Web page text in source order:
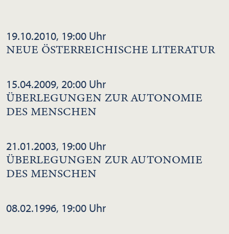
19.10.2010, 19:00 Uhr
NEUE ÖSTERREICHISCHE LITERATUR
15.04.2009, 20:00 Uhr
ÜBERLEGUNGEN ZUR AUTONOMIE
DES MENSCHEN
21.01.2003, 19:00 Uhr
ÜBERLEGUNGEN ZUR AUTONOMIE
DES MENSCHEN
08.02.1996, 19:00 Uhr